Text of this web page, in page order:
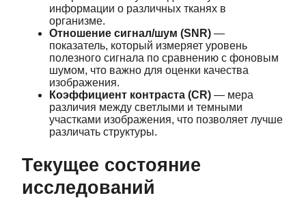
информации о различных тканях в
организме.
Отношение сигнал/шум (SNR) —
показатель, который измеряет уровень
полезного сигнала по сравнению с фоновым
шумом, что важно для оценки качества
изображения.
Коэффициент контраста (CR) — мера
различия между светлыми и темными
участками изображения, что позволяет лучше
различать структуры.
Текущее состояние
исследований